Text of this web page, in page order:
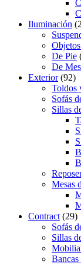
Iluminación
De Pie
De
Exterior(92)
Toldos
Sofás
Sillas
Mesas
Contract (29)
Sofás
Sillas
Bancas